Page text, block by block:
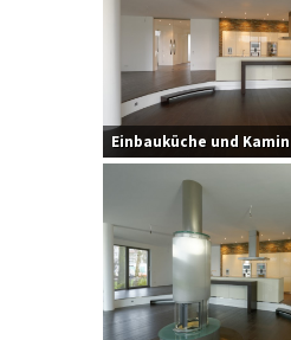
Einbauküche und Kamin